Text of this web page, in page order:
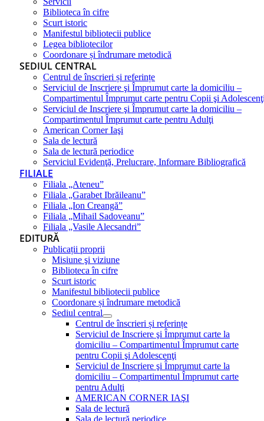
Biblioteca în cifre
Scurt istoric
Manifestul bibliotecii publice
Legea bibliotecilor
Coordonare și îndrumare metodică
SEDIUL CENTRAL
Centrul de înscrieri și referințe
Serviciul de Inscriere şi Împrumut carte la domiciliu –
Compartimentul Împrumut carte pentru Copii şi
Serviciul de Inscriere şi Împrumut carte la domiciliu –
Compartimentul Împrumut carte pentru Adulţi
American Corner Iaşi
Sala de lectură
Sala de lectură periodice
Serviciul Evidenţă, Prelucrare, Informare Bibliografică
FILIALE
Filiala „Ateneu”
Filiala „Garabet Ibrăileanu”
Filiala „Ion Creangă”
Filiala „Mihail Sadoveanu”
Filiala „Vasile Alecsandri”
EDITURĂ
Publicații proprii
Misiune şi viziune
Biblioteca în cifre
Scurt istoric
Manifestul bibliotecii publice
Coordonare și îndrumare metodică
Sediul central
Centrul de înscrieri și referințe
Serviciul de Inscriere şi Împrumut carte la
domiciliu – Compartimentul Împrumut carte
pentru Copii şi Adolescenţi
Serviciul de Inscriere şi Împrumut carte la
domiciliu – Compartimentul Împrumut carte
pentru Adulţi
AMERICAN CORNER IAŞI
Sala de lectură